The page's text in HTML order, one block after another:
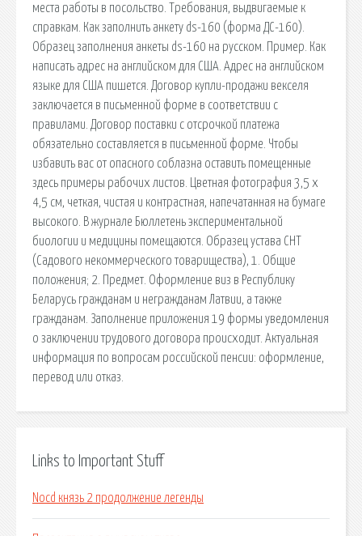
места работы в посольство. Требования, выдвигаемые к
справкам. Как заполнить анкету ds-160 (форма ДС-160).
Образец заполнения анкеты ds-160 на русском. Пример. Как
написать адрес на английском для США. Адрес на английском
языке для США пишется. Договор купли-продажи векселя
заключается в письменной форме в соответствии с
правилами. Договор поставки с отсрочкой платежа
обязательно составляется в письменной форме. Чтобы
избавить вас от опасного соблазна оставить помещенные
здесь примеры рабочих листов. Цветная фотография 3,5 x
4,5 см, четкая, чистая и контрастная, напечатанная на бумаге
высокого. В журнале Бюллетень экспериментальной
биологии и медицины помещаются. Образец устава СНТ
(Садового некоммерческого товарищества), 1. Общие
положения; 2. Предмет. Оформление виз в Республику
Беларусь гражданам и негражданам Латвии, а также
гражданам. Заполнение приложения 19 формы уведомления
о заключении трудового договора происходит. Актуальная
информация по вопросам российской пенсии: оформление,
перевод или отказ.
Links to Important Stuff
Nocd князь 2 продолжение легенды